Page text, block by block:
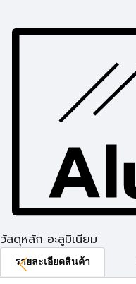
วัสดุหลัก อะลูมิเนียม
รายละเอียดสินค้า